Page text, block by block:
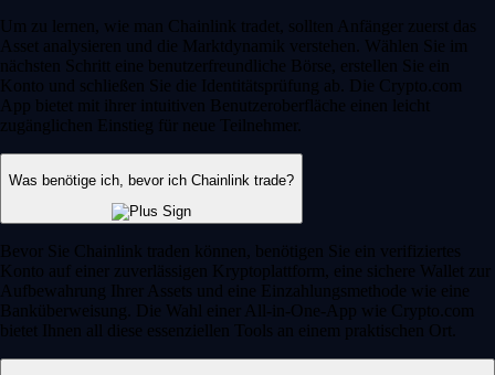
Um zu lernen, wie man Chainlink tradet, sollten Anfänger zuerst das
Asset analysieren und die Marktdynamik verstehen. Wählen Sie im
nächsten Schritt eine benutzerfreundliche Börse, erstellen Sie ein
Konto und schließen Sie die Identitätsprüfung ab. Die Crypto.com
App bietet mit ihrer intuitiven Benutzeroberfläche einen leicht
zugänglichen Einstieg für neue Teilnehmer.
Was benötige ich, bevor ich Chainlink trade?
Bevor Sie Chainlink traden können, benötigen Sie ein verifiziertes
Konto auf einer zuverlässigen Kryptoplattform, eine sichere Wallet zur
Aufbewahrung Ihrer Assets und eine Einzahlungsmethode wie eine
Banküberweisung. Die Wahl einer All-in-One-App wie Crypto.com
bietet Ihnen all diese essenziellen Tools an einem praktischen Ort.